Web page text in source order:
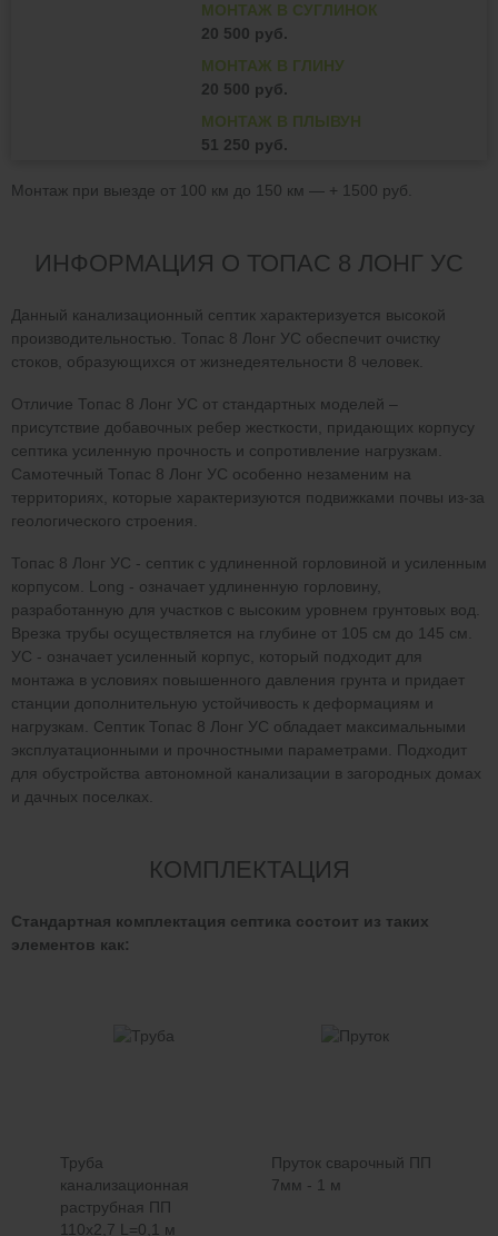
МОНТАЖ В СУГЛИНОК
20 500 руб.
МОНТАЖ В ГЛИНУ
20 500 руб.
МОНТАЖ В ПЛЫВУН
51 250 руб.
Монтаж при выезде от 100 км до 150 км — + 1500 руб.
ИНФОРМАЦИЯ О ТОПАС 8 ЛОНГ УС
Данный канализационный септик характеризуется высокой
производительностью. Топас 8 Лонг УС обеспечит очистку
стоков, образующихся от жизнедеятельности 8 человек.
Отличие Топас 8 Лонг УС от стандартных моделей –
присутствие добавочных ребер жесткости, придающих корпусу
септика усиленную прочность и сопротивление нагрузкам.
Самотечный Топас 8 Лонг УС особенно незаменим на
территориях, которые характеризуются подвижками почвы из-за
геологического строения.
Топас 8 Лонг УС - септик с удлиненной горловиной и усиленным
корпусом. Long - означает удлиненную горловину,
разработанную для участков с высоким уровнем грунтовых вод.
Врезка трубы осуществляется на глубине от 105 см до 145 см.
УС - означает усиленный корпус, который подходит для
монтажа в условиях повышенного давления грунта и придает
станции дополнительную устойчивость к деформациям и
нагрузкам. Септик Топас 8 Лонг УС обладает максимальными
эксплуатационными и прочностными параметрами. Подходит
для обустройства автономной канализации в загородных домах
и дачных поселках.
КОМПЛЕКТАЦИЯ
Стандартная комплектация септика состоит из таких
элементов как:
Труба
канализационная
раструбная ПП
110х2,7 L=0,1 м
Пруток сварочный ПП
7мм - 1 м